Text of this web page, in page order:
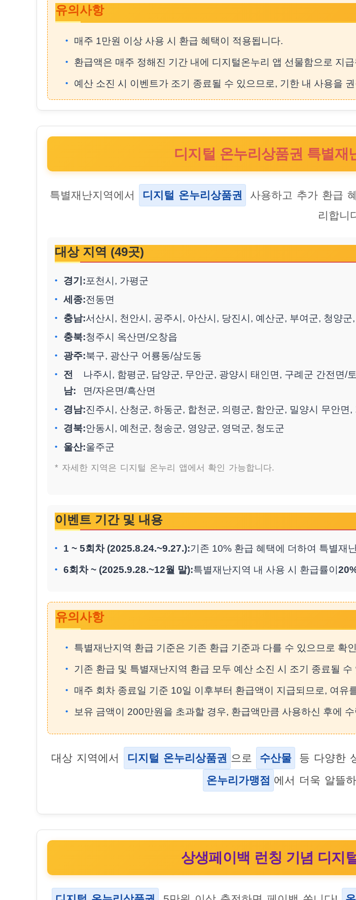
유의사항
매주 1만원 이상 사용 시 환급 혜택이 적용됩니다.
환급액은 매주 정해진 기간 내에 디지털온누리 앱 선물함으로 지
예산 소진 시 이벤트가 조기 종료될 수 있으므로, 기한 내 사용을
디지털 온누리상품권 특별재
특별재난지역에서 디지털 온누리상품권 사용하고 추가 환급
리합니
대상 지역 (49곳)
경기:포천시, 가평군
세종:전동면
충남:서산시, 천안시, 공주시, 아산시, 당진시, 예산군, 부여군, 청양
충북:청주시 옥산면/오창읍
광주:북구, 광산구 어룡동/삼도동
전
남:
나주시, 함평군, 담양군, 무안군, 광양시 태인면, 구례군 간전면
면/자은면/흑산면
경남:진주시, 산청군, 하동군, 합천군, 의령군, 함안군, 밀양시 무안면,
경북:안동시, 예천군, 청송군, 영양군, 영덕군, 청도군
울산:울주군
* 자세한 지역은 디지털 온누리 앱에서 확인 가능합니다.
이벤트 기간 및 내용
1 ~ 5회차 (2025.8.24.~9.27.):기존 10% 환급 혜택에 더하여 특별재
6회차 ~ (2025.9.28.~12월 말):특별재난지역 내 사용 시 환급률이
유의사항
특별재난지역 환급 기준은 기존 환급 기준과 다를 수 있으므로 확
기존 환급 및 특별재난지역 환급 모두 예산 소진 시 조기 종료될 수
매주 회차 종료일 기준 10일 이후부터 환급액이 지급되므로, 여유
보유 금액이 200만원을 초과할 경우, 환급액만큼 사용하신 후에
대상 지역에서 디지털 온누리상품권 으로 수산물 등 다양한
온누리가맹점 에서 더욱 알뜰
상생페이백 런칭 기념 디지